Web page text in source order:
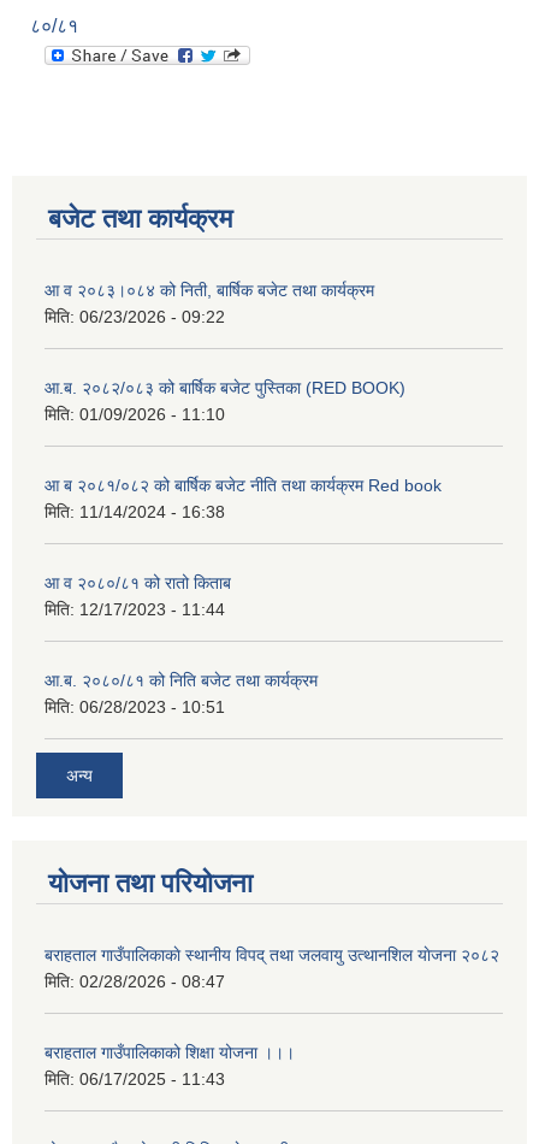
८०/८१
बजेट तथा कार्यक्रम
आ व २०८३।०८४ को निती, बार्षिक बजेट तथा कार्यक्रम
मिति: 06/23/2026 - 09:22
आ.ब. २०८२/०८३ को बार्षिक बजेट पुस्तिका (RED BOOK)
मिति: 01/09/2026 - 11:10
आ ब २०८१/०८२ को बार्षिक बजेट नीति तथा कार्यक्रम Red book
मिति: 11/14/2024 - 16:38
आ व २०८०/८१ को रातो किताब
मिति: 12/17/2023 - 11:44
आ.ब. २०८०/८१ को निति बजेट तथा कार्यक्रम
मिति: 06/28/2023 - 10:51
अन्य
योजना तथा परियोजना
बराहताल गाउँपालिकाकाे स्थानीय विपद् तथा जलवायु उत्थानशिल याेजना २०८२
मिति: 02/28/2026 - 08:47
बराहताल गाउँपालिकाको शिक्षा योजना ।।।
मिति: 06/17/2025 - 11:43